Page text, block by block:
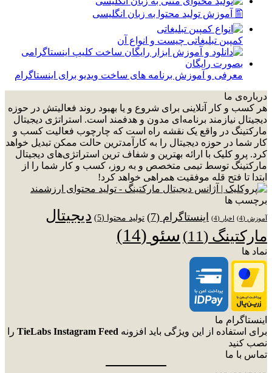
🖺 آموزش تولید محتوا به زبان انگلیسی
کمپین تبلیغاتی چیست و انواع آن
معرفی و آموزش برنامه های ساخت ویدیو برای اینستاگرام
درباره‌ی ما
هر کسب و کار آنلاینی برای شروع و یا بهبود روند فعالیتش در حوزه
دیجیتال نیازمند برنامه‌ای مدون و هدفمند است. استراتژی دیجیتال
مارکتینگ در واقع یک نقشه راه است که چارچوب فعالیت کسب و
کار شما در حوزه دیجیتال را به کارآمدترین حالت ممکن تبدیل خواهد
کرد. پرو کلیک با ارائه بهترین و شفاف ترین استراتژی‌های دیجیتال
مارکتینگ توسط تیمی متخصص و به روز، کسب و کار شما را از
ابتدا تا فتح قله موفقیت همراهی خواهد کرد!
برچسب ها
آموزش (4) اخبار (4) اینستاگرام (7) تولید محتوا (5)
دیجیتال
مارکتینگ (11) سئو (14)
نماد ها
اینستاگرام ما
برای استفاده از این ویژگی باید افزونه TieLabs Instagram Feed را
نصب کنید
تماس با ما